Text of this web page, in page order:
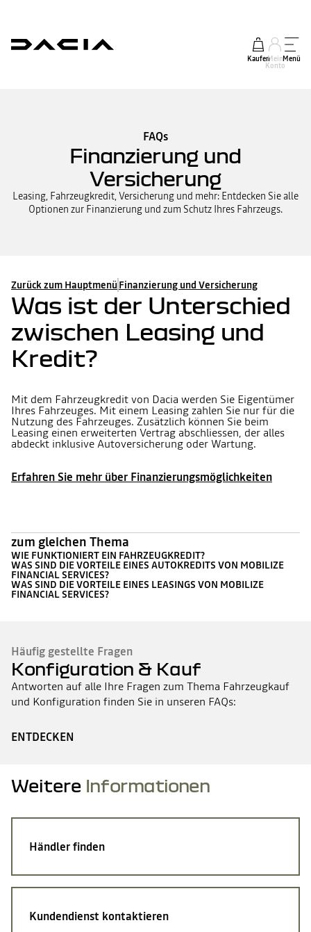
KaufenMein
Konto
Menü
FAQs
Finanzierung und
Versicherung
Leasing, Fahrzeugkredit, Versicherung und mehr: Entdecken Sie alle
Optionen zur Finanzierung und zum Schutz Ihres Fahrzeugs.
Zurück zum Hauptmenü Finanzierung und Versicherung
Was ist der Unterschied
zwischen Leasing und
Kredit?
Mit dem Fahrzeugkredit von Dacia werden Sie Eigentümer
Ihres Fahrzeuges. Mit einem Leasing zahlen Sie nur für die
Nutzung des Fahrzeuges. Zusätzlich können Sie beim
Leasing einen erweiterten Vertrag abschliessen, der alles
abdeckt inklusive Autoversicherung oder Wartung.
Erfahren Sie mehr über Finanzierungsmöglichkeiten
zum gleichen Thema
WIE FUNKTIONIERT EIN FAHRZEUGKREDIT?
WAS SIND DIE VORTEILE EINES AUTOKREDITS VON MOBILIZE
FINANCIAL SERVICES?
WAS SIND DIE VORTEILE EINES LEASINGS VON MOBILIZE
FINANCIAL SERVICES?
Häufig gestellte Fragen
Konfiguration & Kauf
Antworten auf alle Ihre Fragen zum Thema Fahrzeugkauf
und Konfiguration finden Sie in unseren FAQs:
ENTDECKEN
Weitere Informationen
Händler finden
Kundendienst kontaktieren